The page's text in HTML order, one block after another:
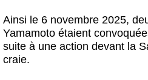
Ainsi le 6 novembre 2025,
Yamamoto étaient
suite à une action devant la
craie.